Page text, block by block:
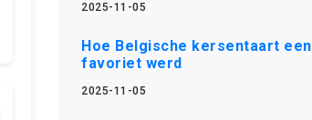
2025-11-05
Hoe Belgische kersentaart een
favoriet werd
2025-11-05